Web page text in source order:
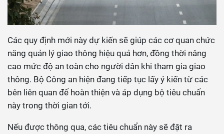
Các quy định mới này dự kiến sẽ giúp các cơ quan chức
năng quản lý giao thông hiệu quả hơn, đồng thời nâng
cao mức độ an toàn cho người dân khi tham gia giao
thông. Bộ Công an hiện đang tiếp tục lấy ý kiến từ các
bên liên quan để hoàn thiện và áp dụng bộ tiêu chuẩn
này trong thời gian tới.
Nếu được thông qua, các tiêu chuẩn này sẽ đặt ra